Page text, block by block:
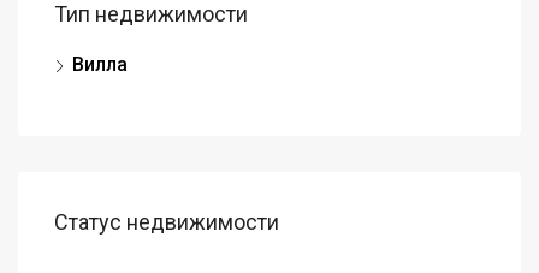
Тип недвижимости
Вилла
Статус недвижимости